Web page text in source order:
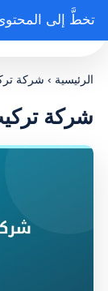
تخطَّ إلىروضة
الرئيسية ›شركة
شركة